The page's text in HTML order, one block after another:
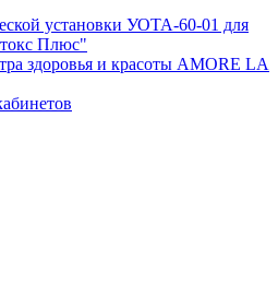
установки УОТА-60-01 для
Плюс"
здоровья и красоты AMORE LA